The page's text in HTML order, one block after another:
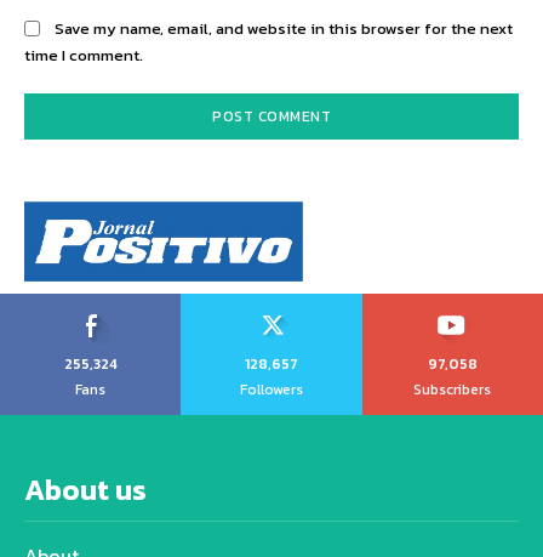
Save my name, email, and website in this browser for the next
time I comment.
255,324
Fans
128,657
Followers
97,058
Subscribers
About us